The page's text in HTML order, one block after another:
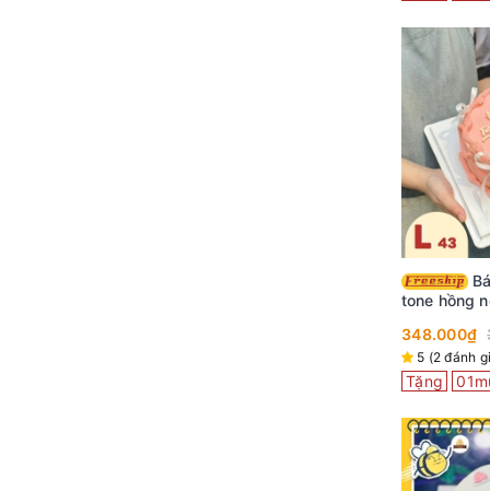
Bánh kem đẹp L43
tone hồng
348.000₫
5 (2 đánh
Tặng